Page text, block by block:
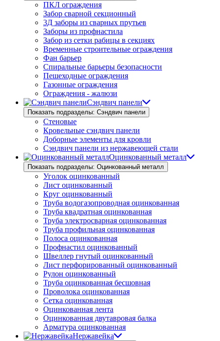
ПКЛ ограждения
Забор сварной секционный
3Д заборы из сварных прутьев
Заборы из профнастила
Забор из сетки рабицы в секциях
Временные строительные ограждения
Фан барьер
Спиральные барьеры безопасности
Пешеходные ограждения
Газонные ограждения
Ограждения - жалюзи
Сэндвич панели
Показать подразделы: Сэндвич панели
Стеновые
Кровельные сэндвич панели
Доборные элементы для кровли
Сэндвич панели из нержавеющей стали
Оцинкованный металл
Показать подразделы: Оцинкованный металл
Уголок оцинкованный
Лист оцинкованный
Круг оцинкованный
Труба водогазопроводная оцинкованная
Труба квадратная оцинкованная
Труба электросварная оцинкованная
Труба профильная оцинкованная
Полоса оцинкованная
Профнастил оцинкованный
Швеллер гнутый оцинкованный
Лист перфорированный оцинкованный
Рулон оцинкованный
Труба оцинкованная бесшовная
Проволока оцинкованная
Сетка оцинкованная
Оцинкованная лента
Оцинкованная двутавровая балка
Арматура оцинкованная
Нержавейка